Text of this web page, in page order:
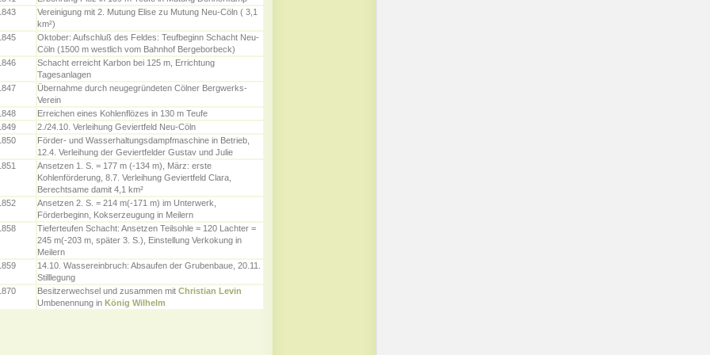
Vereinigung mit 2. Mutung Elise zu Mutung Neu-Cöln ( 3,1
km²)
Oktober: Aufschluß des Feldes: Teufbeginn Schacht Neu-
Cöln (1500 m westlich vom Bahnhof Bergeborbeck)
Schacht erreicht Karbon bei 125 m, Errichtung
Tagesanlagen
Übernahme durch neugegründeten Cölner Bergwerks-
Verein
Erreichen eines Kohlenflözes in 130 m Teufe
2./24.10. Verleihung Geviertfeld Neu-Cöln
Förder- und Wasserhaltungsdampfmaschine in Betrieb,
12.4. Verleihung der Geviertfelder Gustav und Julie
Ansetzen 1. S. = 177 m (-134 m), März: erste
Kohlenförderung, 8.7. Verleihung Geviertfeld Clara,
Berechtsame damit 4,1 km²
Ansetzen 2. S. = 214 m(-171 m) im Unterwerk,
Förderbeginn, Kokserzeugung in Meilern
Tieferteufen Schacht: Ansetzen Teilsohle = 120 Lachter =
245 m(-203 m, später 3. S.), Einstellung Verkokung in
Meilern
14.10. Wassereinbruch: Absaufen der Grubenbaue, 20.11.
Stilllegung
Besitzerwechsel und zusammen mit Christian Levin
Umbenennung in König Wilhelm